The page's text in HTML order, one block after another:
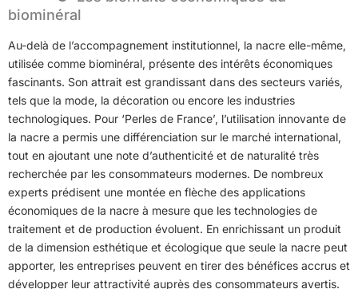
biominéral
Au-delà de l’accompagnement institutionnel, la nacre elle-même,
utilisée comme biominéral, présente des intérêts économiques
fascinants. Son attrait est grandissant dans des secteurs variés,
tels que la mode, la décoration ou encore les industries
technologiques. Pour ‘Perles de France’, l’utilisation innovante de
la nacre a permis une différenciation sur le marché international,
tout en ajoutant une note d’authenticité et de naturalité très
recherchée par les consommateurs modernes. De nombreux
experts prédisent une montée en flèche des applications
économiques de la nacre à mesure que les technologies de
traitement et de production évoluent. En enrichissant un produit
de la dimension esthétique et écologique que seule la nacre peut
apporter, les entreprises peuvent en tirer des bénéfices accrus et
développer leur attractivité auprès des consommateurs avertis.